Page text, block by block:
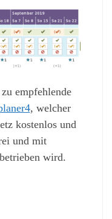
empfehlende
, welcher
kostenlos und
und mit
wird.